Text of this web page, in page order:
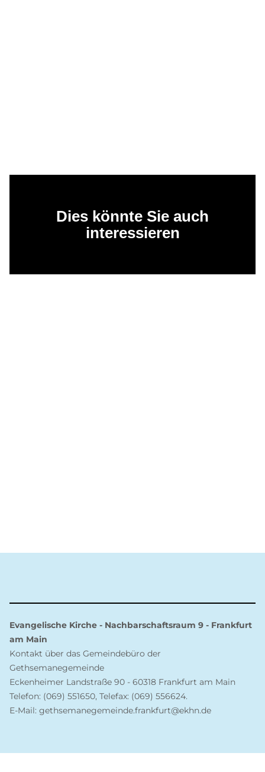
Dies könnte Sie auch
interessieren
Evangelische Kirche - Nachbarschaftsraum 9 - Frankfurt
am Main
Kontakt über das Gemeindebüro der
Gethsemanegemeinde
Eckenheimer Landstraße 90 - 60318 Frankfurt am Main
Telefon: (069) 551650, Telefax: (069) 556624.
E-Mail: gethsemanegemeinde.frankfurt@ekhn.de